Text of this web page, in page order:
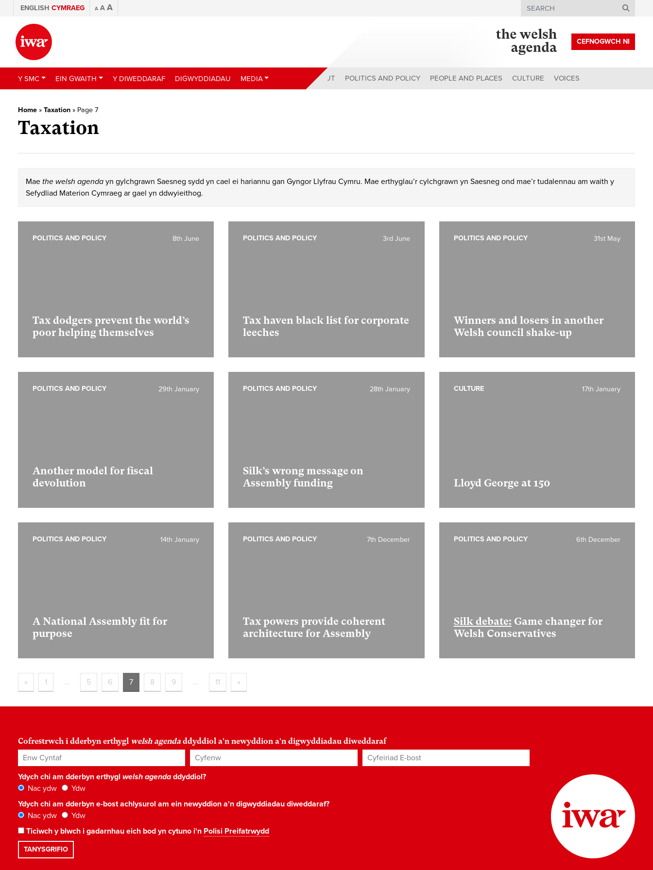
ENGLISH CYMRAEG A A A Search
CEFNOGWCH NI
Y SMC EIN GWAITH Y DIWEDDARAF DIGWYDDIADAU MEDIA ABOUT POLITICS AND POLICY PEOPLE AND PLACES CULTURE VOICES
Home » Taxation » Page 7
Taxation
Mae the welsh agenda yn gylchgrawn Saesneg sydd yn cael ei hariannu gan Gyngor Llyfrau Cymru. Mae erthyglau’r cylchgrawn yn Saesneg ond mae’r tudalennau am waith y
Sefydliad Materion Cymraeg ar gael yn ddwyieithog.
Tax dodgers prevent the world’s
poor helping themselves
8th June
POLITICS AND POLICY
Tax haven black list for corporate
leeches
3rd June
POLITICS AND POLICY
Winners and losers in another
Welsh council shake-up
31st May
POLITICS AND POLICY
Another model for fiscal
devolution
29th January
POLITICS AND POLICY
Silk’s wrong message on
Assembly funding
28th January
POLITICS AND POLICY
Lloyd George at 150
17th January
CULTURE
A National Assembly fit for
purpose
14th January
POLITICS AND POLICY
Tax powers provide coherent
architecture for Assembly
7th December
POLITICS AND POLICY
Silk debate: Game changer for
Welsh Conservatives
6th December
POLITICS AND POLICY
« 1 … 5 6 7 8 9 … 11 »
Cofrestrwch i dderbyn erthygl welsh agenda ddyddiol a'n newyddion a'n digwyddiadau diweddaraf
Enw Cyntaf Cyfenw Cyfeiriad E-bost*
Ydych chi am dderbyn erthygl welsh agendaddyddiol?
Nac ydw
Ydw
Ydych chi am dderbyn e-bost achlysurol am ein newyddion a'n digwyddiadau diweddaraf?
Nac ydw
Ydw
Ticiwch y blwch i gadarnhau eich bod yn cytuno i'n Polisi Preifatrwydd